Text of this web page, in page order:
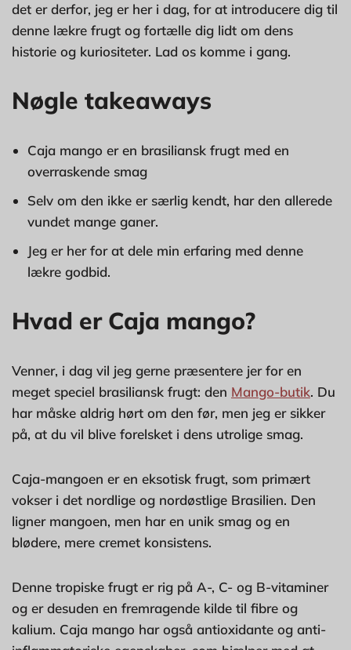
det er derfor, jeg er her i dag, for at introducere dig til
denne lækre frugt og fortælle dig lidt om dens
historie og kuriositeter. Lad os komme i gang.
Nøgle takeaways
Caja mango er en brasiliansk frugt med en
overraskende smag
Selv om den ikke er særlig kendt, har den allerede
vundet mange ganer.
Jeg er her for at dele min erfaring med denne
lækre godbid.
Hvad er Caja mango?
Venner, i dag vil jeg gerne præsentere jer for en
meget speciel brasiliansk frugt: den Mango-butik. Du
har måske aldrig hørt om den før, men jeg er sikker
på, at du vil blive forelsket i dens utrolige smag.
Caja-mangoen er en eksotisk frugt, som primært
vokser i det nordlige og nordøstlige Brasilien. Den
ligner mangoen, men har en unik smag og en
blødere, mere cremet konsistens.
Denne tropiske frugt er rig på A-, C- og B-vitaminer
og er desuden en fremragende kilde til fibre og
kalium. Caja mango har også antioxidante og anti-